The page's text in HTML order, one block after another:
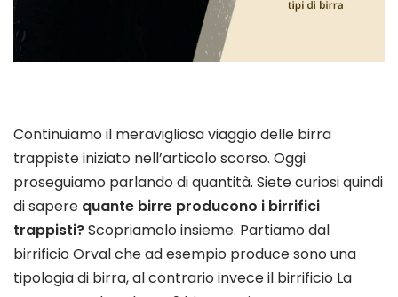
Continuiamo il meravigliosa viaggio delle birra
trappiste iniziato nell’articolo scorso. Oggi
proseguiamo parlando di quantità. Siete curiosi quindi
di sapere quante birre producono i birrifici
trappisti?Scopriamolo insieme. Partiamo dal
birrificio Orval che ad esempio produce sono una
tipologia di birra, al contrario invece il birrificio La